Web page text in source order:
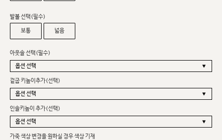
발볼 선택(필수)
보통 넓음
아웃솔 선택(필수)
겉굽 키높이추가(선택)
인솔키높이 추가(선택)
가죽 색상 변경을 원하실 경우 색상 기재